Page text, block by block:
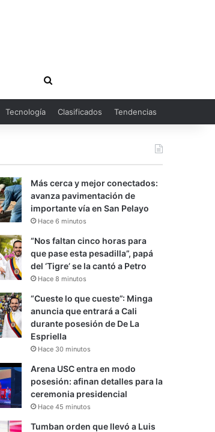
Buscar
por
Tecnología Clasificados Tendencias
Más cerca y mejor conectados:
avanza pavimentación de
importante vía en San Pelayo
Hace 6 minutos
“Nos faltan cinco horas para
que pase esta pesadilla”, papá
del ‘Tigre’ se la cantó a Petro
Hace 8 minutos
“Cueste lo que cueste”: Minga
anuncia que entrará a Cali
durante posesión de De La
Espriella
Hace 30 minutos
Arena USC entra en modo
posesión: afinan detalles para la
ceremonia presidencial
Hace 45 minutos
Tumban orden que llevó a Luis